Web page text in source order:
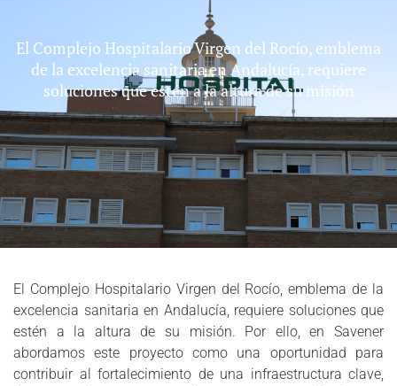
El Complejo Hospitalario Virgen del Rocío, emblema
de la excelencia sanitaria en Andalucía, requiere
soluciones que estén a la altura de su misión
El Complejo Hospitalario Virgen del Rocío, emblema de la
excelencia sanitaria en Andalucía, requiere soluciones que
estén a la altura de su misión. Por ello, en Savener
abordamos este proyecto como una oportunidad para
contribuir al fortalecimiento de una infraestructura clave,